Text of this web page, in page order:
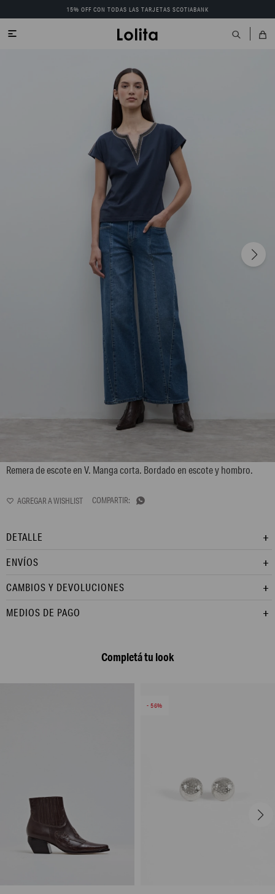
15% OFF CON TODAS LAS TARJETAS SCOTIABANK

Remera de escote en V. Manga corta. Bordado en escote y hombro.

DETALLE
ENVÍOS
CAMBIOS Y DEVOLUCIONES
MEDIOS DE PAGO
Completá tu look
56